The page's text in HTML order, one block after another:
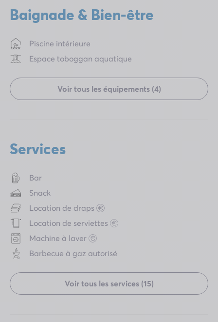
Baignade & Bien-être
Piscine intérieure
Espace toboggan aquatique
Voir tous les équipements (4)
Services
Bar
Snack
Location de draps
Location de serviettes
Machine à laver
Barbecue à gaz autorisé
Voir tous les services (15)